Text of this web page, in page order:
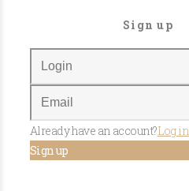
Sign up
Already have an account?Log in
Sign up